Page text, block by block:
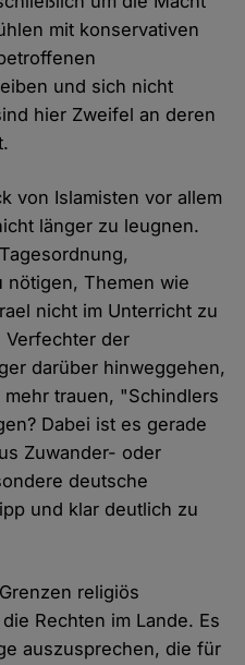
mit konservativen
und sich nicht
hier Zweifel an deren
von Islamisten vor allem
länger zu leugnen.
nötigen, Themen wie
nicht im Unterricht zu
Verfechter der
darüber hinweggehen,
trauen, "Schindlers
Dabei ist es gerade
Zuwander- oder
deutsche
und klar deutlich zu
religiös
Rechten im Lande. Es
auszusprechen, die für